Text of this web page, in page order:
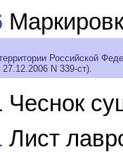
Российской
27.12.2006 N 339-ст).
Лист